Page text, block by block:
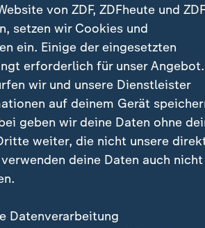
Beim Titelverteidiger aus
Rekord auf.
Liveticker
spielerischen Glanzpunkten
von ZDF, ZDFheute und
setzen wir Cookies und
ein. Einige der eingesetzten
erforderlich für unser
wir und unsere Dienstleister
auf deinem Gerät
geben wir deine Daten ohne
weiter, die nicht unsere
deine Daten auch nicht
Datenverarbeitung